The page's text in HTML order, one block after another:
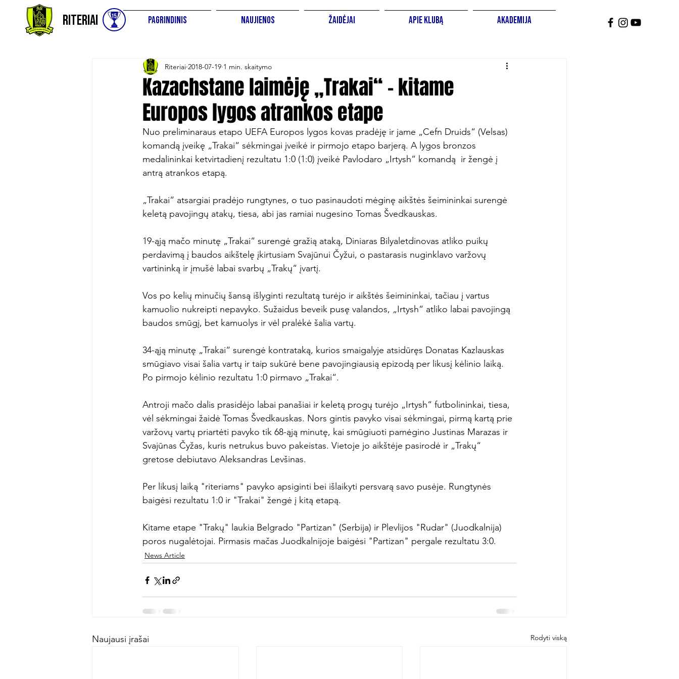
Riteriai Pagrindinis Naujienos Žaidėjai Apie Klubą Akademija
Kazachstane laimėję „Trakai“ - kitame
Europos lygos atrankos etape
Riteriai 2018-07-19 1 min. skaitymo
Nuo preliminaraus etapo UEFA Europos lygos kovas pradėję ir jame „Cefn Druids“ (Velsas)
komandą įveikę „Trakai“ sėkmingai įveikė ir pirmojo etapo barjerą. A lygos bronzos
medalininkai ketvirtadienį rezultatu 1:0 (1:0) įveikė Pavlodaro „Irtysh“ komandą  ir žengė į
antrą atrankos etapą.
„Trakai“ atsargiai pradėjo rungtynes, o tuo pasinaudoti mėginę aikštės šeimininkai surengė
keletą pavojingų atakų, tiesa, abi jas ramiai nugesino Tomas Švedkauskas.
19-ąją mačo minutę „Trakai“ surengė gražią ataką, Diniaras Bilyaletdinovas atliko puikų
perdavimą į baudos aikštelę įkirtusiam Svajūnui Čyžui, o pastarasis nuginklavo varžovų
vartininką ir įmušė labai svarbų „Trakų“ įvartį.
Vos po kelių minučių šansą išlyginti rezultatą turėjo ir aikštės šeimininkai, tačiau į vartus
kamuolio nukreipti nepavyko. Sužaidus beveik pusę valandos, „Irtysh“ atliko labai pavojingą
baudos smūgį, bet kamuolys ir vėl pralėkė šalia vartų.
34-ąją minutę „Trakai“ surengė kontrataką, kurios smaigalyje atsidūręs Donatas Kazlauskas
smūgiavo visai šalia vartų ir taip sukūrė bene pavojingiausią epizodą per likusį kėlinio laiką.
Po pirmojo kėlinio rezultatu 1:0 pirmavo „Trakai“.
Antroji mačo dalis prasidėjo labai panašiai ir keletą progų turėjo „Irtysh“ futbolininkai, tiesa,
vėl sėkmingai žaidė Tomas Švedkauskas. Nors gintis pavyko visai sėkmingai, pirmą kartą prie
varžovų vartų priartėti pavyko tik 68-ąją minutę, kai smūgiuoti pamėgino Justinas Marazas ir
Svajūnas Čyžas, kuris netrukus buvo pakeistas. Vietoje jo aikštėje pasirodė ir „Trakų“
gretose debiutavo Aleksandras Levšinas.
Per likusį laiką "riteriams" pavyko apsiginti bei išlaikyti persvarą savo pusėje. Rungtynės
baigėsi rezultatu 1:0 ir "Trakai" žengė į kitą etapą.
Kitame etape "Trakų" laukia Belgrado "Partizan" (Serbija) ir Plevlijos "Rudar" (Juodkalnija)
poros nugalėtojai. Pirmasis mačas Juodkalnijoje baigėsi "Partizan" pergale rezultatu 3:0.
News Article
Naujausi įrašai Rodyti viską